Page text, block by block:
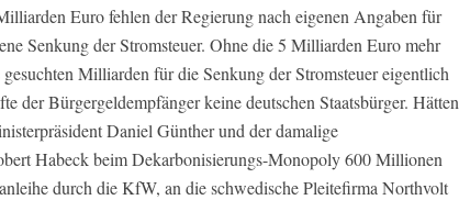
Euro fehlen der Regierung nach eigenen Angaben für
Senkung der Stromsteuer. Ohne die 5 Milliarden Euro mehr
Milliarden für die Senkung der Stromsteuer eigentlich
der Bürgergeldempfänger keine deutschen Staatsbürger. Hätten
Daniel Günther und der damalige
Habeck beim Dekarbonisierungs-Monopoly 600 Millionen
durch die KfW, an die schwedische Pleitefirma Northvolt